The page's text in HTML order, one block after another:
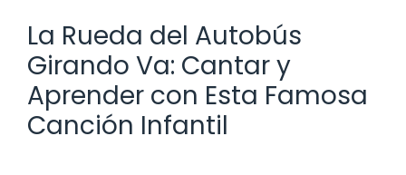
La Rueda del Autobús
Girando Va: Cantar y
Aprender con Esta Famosa
Canción Infantil